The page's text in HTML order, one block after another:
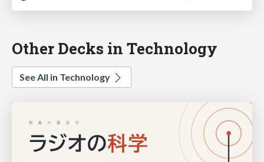
Other Decks in Technology
See All in Technology